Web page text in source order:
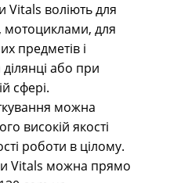
Vitals воліють для
мотоциклами, для
предметів і
або при
сфері.
можна
високій якості
роботи в цілому.
Vitals можна прямо